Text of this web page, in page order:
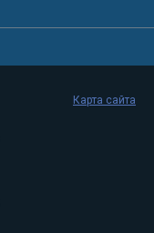
Карта сайта